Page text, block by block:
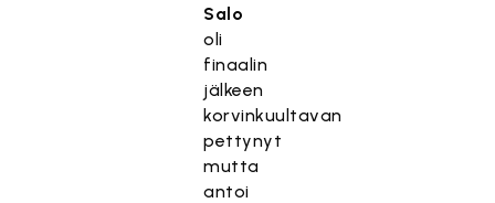
Salo
oli
finaalin
jälkeen
korvinkuultavan
pettynyt
mutta
antoi